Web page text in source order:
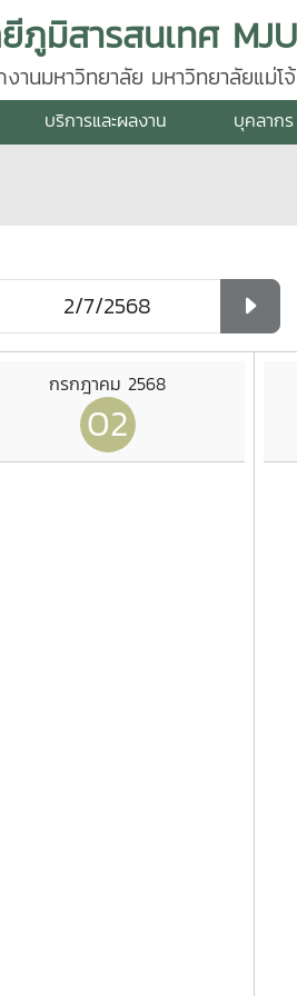
านมหาวิทยาลัย มหาวิทยาลัยแม่โจ้
บริการและผลงาน บุคลากร
กรกฎาคม 2568
02